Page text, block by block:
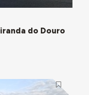
do Douro